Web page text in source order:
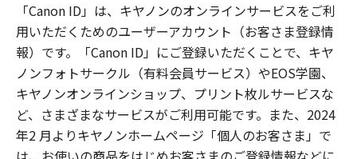
「Canon ID」は、キヤノンのオンラインサービスをご利
用いただくためのユーザーアカウント（お客さま登録情
報）です。「Canon ID」にご登録いただくことで、キヤ
ノンフォトサークル（有料会員サービス）やEOS学園、
キヤノンオンラインショップ、プリント枚ルサービスな
ど、さまざまなサービスがご利用可能です。また、2024
年2 月よりキヤノンホームページ「個人のお客さま」で